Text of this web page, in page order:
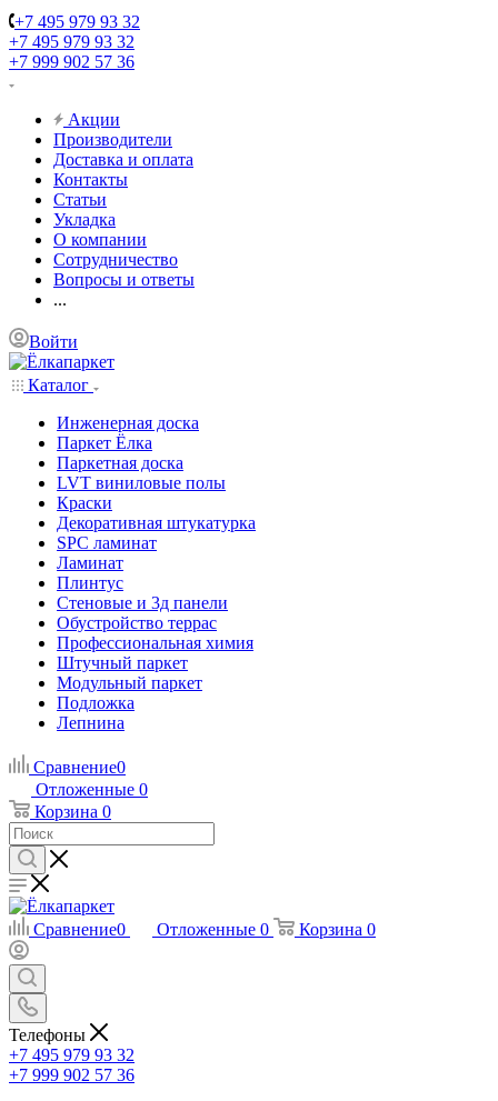
+7 495 979 93 32
+7 495 979 93 32
+7 999 902 57 36
Акции
Производители
Доставка и оплата
Контакты
Статьи
Укладка
О компании
Сотрудничество
Вопросы и ответы
...
Войти
Каталог
Инженерная доска
Паркет Ёлка
Паркетная доска
LVT виниловые полы
Краски
Декоративная штукатурка
SPC ламинат
Ламинат
Плинтус
Стеновые и 3д панели
Обустройство террас
Профессиональная химия
Штучный паркет
Модульный паркет
Подложка
Лепнина
Сравнение0
Отложенные 0
Корзина 0
Сравнение0 Отложенные 0 Корзина 0
Телефоны
+7 495 979 93 32
+7 999 902 57 36